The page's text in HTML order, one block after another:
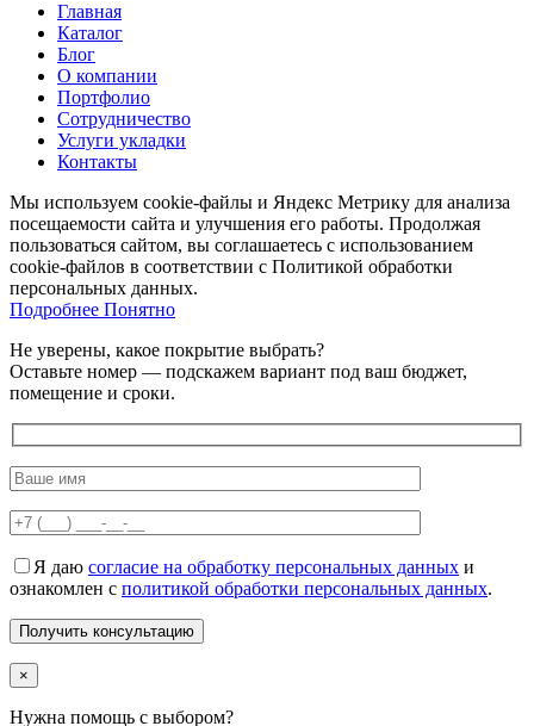
Главная
Каталог
Блог
О компании
Портфолио
Сотрудничество
Услуги укладки
Контакты
Мы используем cookie-файлы и Яндекс Метрику для анализа
посещаемости сайта и улучшения его работы. Продолжая
пользоваться сайтом, вы соглашаетесь с использованием
cookie-файлов в соответствии с Политикой обработки
персональных данных.
Подробнее Подробнее
Понятно
Не уверены, какое покрытие выбрать?
Оставьте номер — подскажем вариант под ваш бюджет,
помещение и сроки.
Я даю согласие на обработку персональных данных и
ознакомлен с политикой обработки персональных данных.
×
Нужна помощь с выбором?